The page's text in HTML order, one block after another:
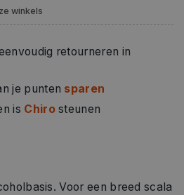
winkels
retourneren in
je punten sparen
is Chirosteunen
Voor een breed scala